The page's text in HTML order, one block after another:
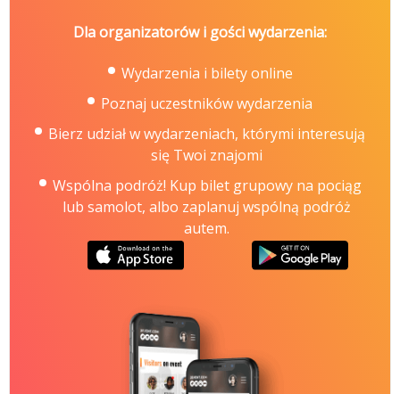
Dla organizatorów i gości wydarzenia:
Wydarzenia i bilety online
Poznaj uczestników wydarzenia
Bierz udział w wydarzeniach, którymi interesują
się Twoi znajomi
Wspólna podróż! Kup bilet grupowy na pociąg
lub samolot, albo zaplanuj wspólną podróż
autem.